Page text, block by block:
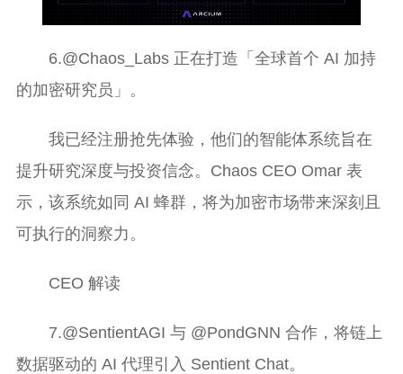
6.@Chaos_Labs 正在打造「全球首个 AI 加持
的加密研究员」。
我已经注册抢先体验，他们的智能体系统旨在
提升研究深度与投资信念。Chaos CEO Omar 表
示，该系统如同 AI 蜂群，将为加密市场带来深刻且
可执行的洞察力。
CEO 解读
7.@SentientAGI 与 @PondGNN 合作，将链上
数据驱动的 AI 代理引入 Sentient Chat。